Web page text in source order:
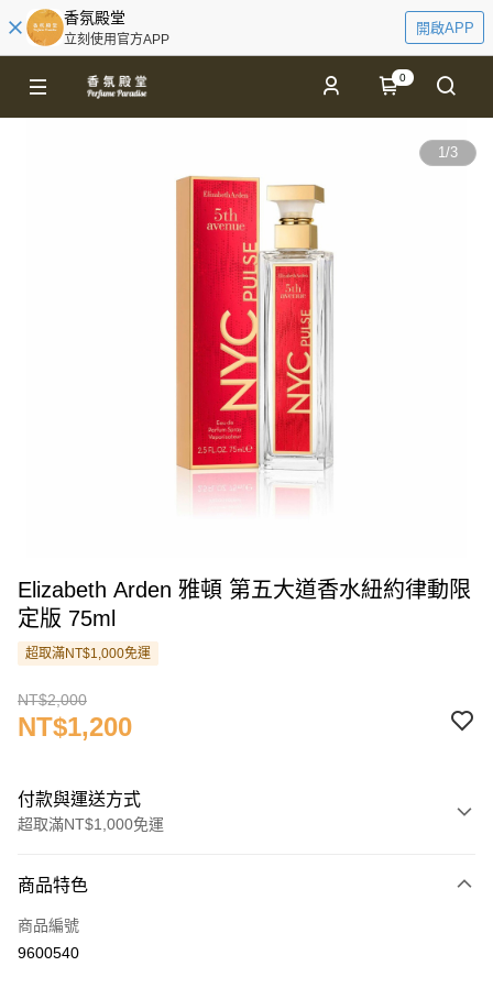
香氛殿堂
立刻使用官方APP
開啟APP
0
1/3
Elizabeth Arden 雅頓 第五大道香水紐約律動限
定版 75ml
超取滿NT$1,000免運
NT$2,000
NT$1,200
付款與運送方式
超取滿NT$1,000免運
信用卡一次付款
信用卡分期付款
商品特色
商品編號
9600540